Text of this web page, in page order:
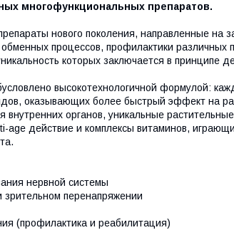
многофункциональных препаратов.
нового поколения, направленные на
процессов, профилактики различных
которых заключается в принципе
высокотехнологичной формулой:
оказывающих более быстрый эффект на
внутренних органов, уникальные
действие и комплексы витаминов,
нервной системы
зрительном перенапряжении
(профилактика и реабилитация)